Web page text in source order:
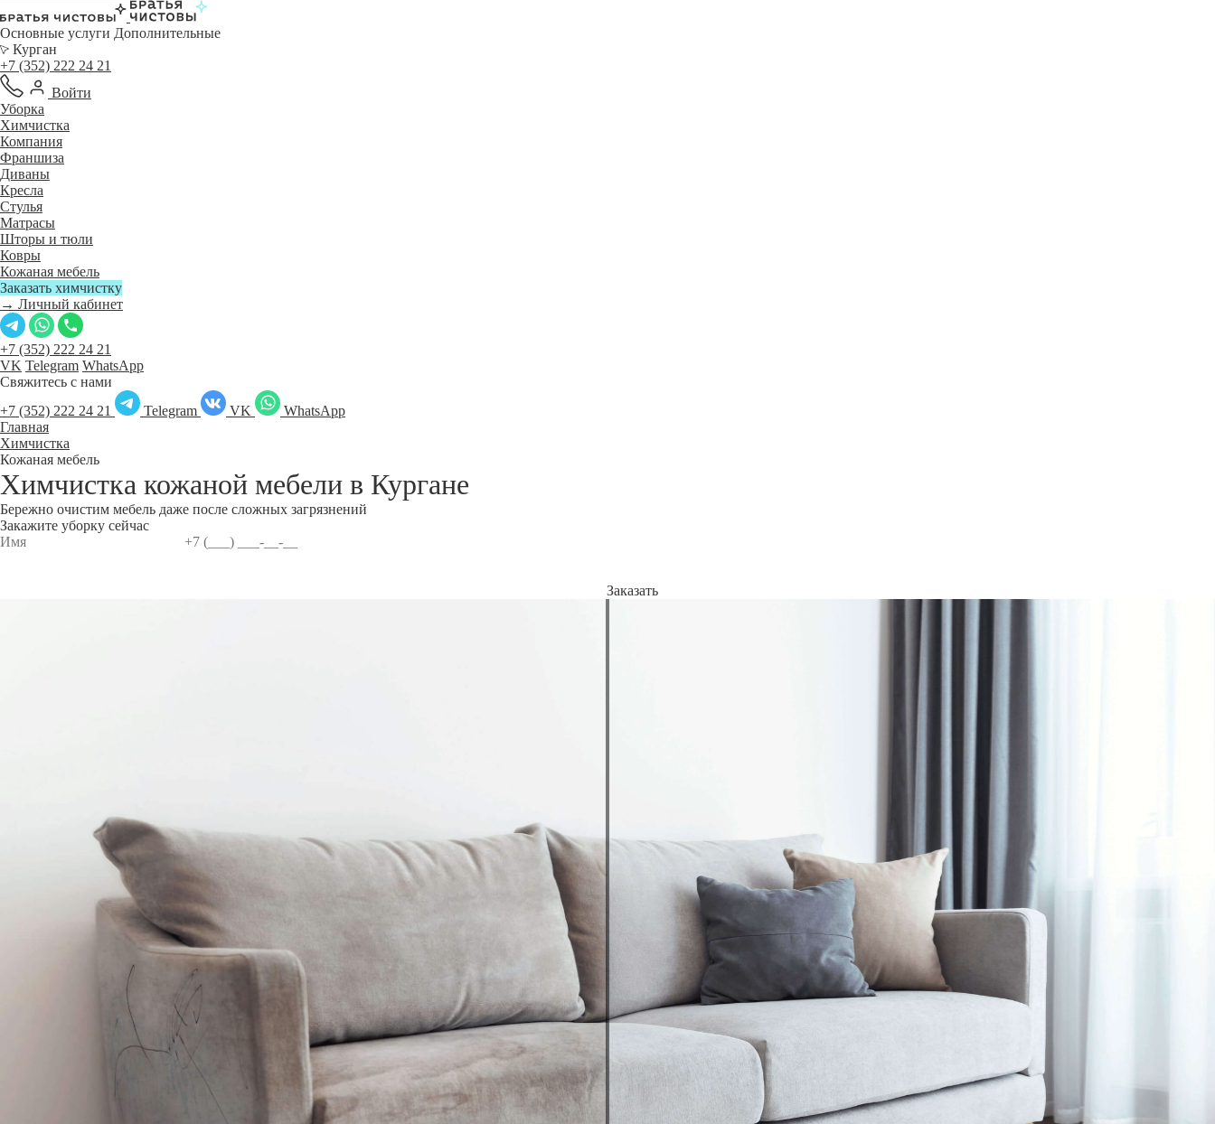
Основные услуги Дополнительные
Курган
+7 (352) 222 24 21
Войти
Уборка
Химчистка
Компания
Франшиза
Диваны
Кресла
Стулья
Матрасы
Шторы и тюли
Ковры
Кожаная мебель
Заказать химчистку
→ Личный кабинет
+7 (352) 222 24 21
VK Telegram WhatsApp
Свяжитесь с нами
+7 (352) 222 24 21
Telegram VK
WhatsApp
Главная
Химчистка
Кожаная мебель
Химчистка кожаной мебели в Кургане
Бережно очистим мебель даже после сложных загрязнений
Закажите уборку сейчас
Заказать